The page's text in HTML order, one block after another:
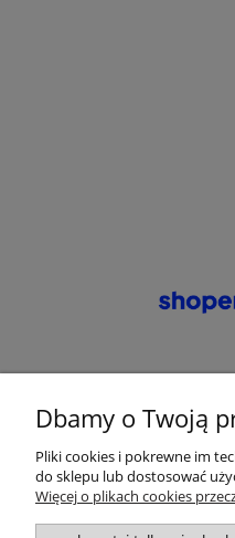
Pomoc
Zwroty i reklamacje
Regulamin sklepu
Dbamy o Twoją
Pliki cookies i pokrewne im
do sklepu lub dostosować
Więcej o plikach cookies